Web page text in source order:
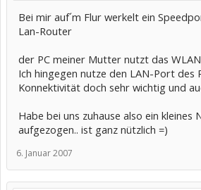
Bei mir auf´m Flur werkelt ein
Lan-Router
der PC meiner Mutter nutzt das
Ich hingegen nutze den LAN-Port des
Konnektivität doch sehr wichtig und
Habe bei uns zuhause also ein kleines
aufgezogen.. ist ganz nützlich =)
6. Januar 2007